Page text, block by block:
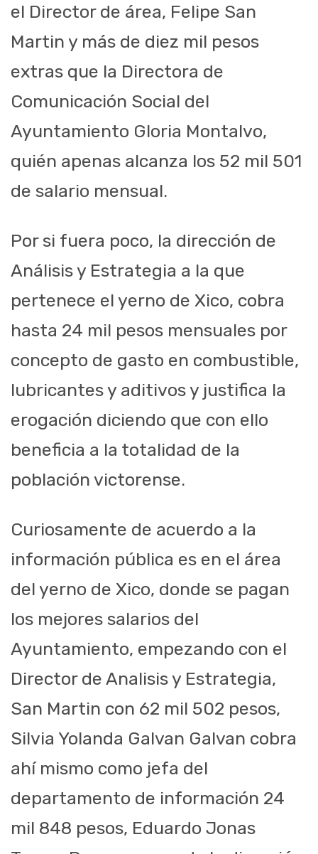
el Director de área, Felipe San
Martin y más de diez mil pesos
extras que la Directora de
Comunicación Social del
Ayuntamiento Gloria Montalvo,
quién apenas alcanza los 52 mil 501
de salario mensual.
Por si fuera poco, la dirección de
Análisis y Estrategia a la que
pertenece el yerno de Xico, cobra
hasta 24 mil pesos mensuales por
concepto de gasto en combustible,
lubricantes y aditivos y justifica la
erogación diciendo que con ello
beneficia a la totalidad de la
población victorense.
Curiosamente de acuerdo a la
información pública es en el área
del yerno de Xico, donde se pagan
los mejores salarios del
Ayuntamiento, empezando con el
Director de Analisis y Estrategia,
San Martin con 62 mil 502 pesos,
Silvia Yolanda Galvan Galvan cobra
ahí mismo como jefa del
departamento de información 24
mil 848 pesos, Eduardo Jonas